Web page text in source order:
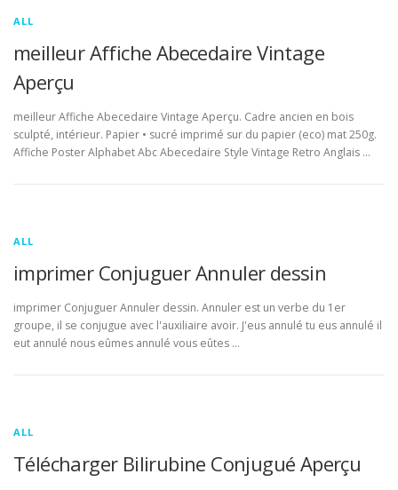
ALL
meilleur Affiche Abecedaire Vintage
Aperçu
meilleur Affiche Abecedaire Vintage Aperçu. Cadre ancien en bois
sculpté, intérieur. Papier • sucré imprimé sur du papier (eco) mat 250g.
Affiche Poster Alphabet Abc Abecedaire Style Vintage Retro Anglais …
ALL
imprimer Conjuguer Annuler dessin
imprimer Conjuguer Annuler dessin. Annuler est un verbe du 1er
groupe, il se conjugue avec l'auxiliaire avoir. J'eus annulé tu eus annulé il
eut annulé nous eûmes annulé vous eûtes …
ALL
Télécharger Bilirubine Conjugué Aperçu